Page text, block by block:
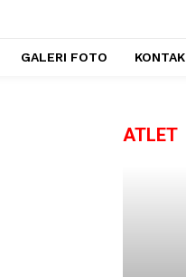
GALERI FOTO KONTAK
ATLET